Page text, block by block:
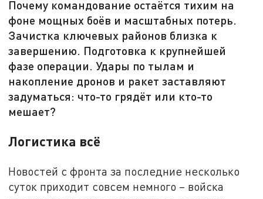
Почему командование остаётся тихим на
фоне мощных боёв и масштабных потерь.
Зачистка ключевых районов близка к
завершению. Подготовка к крупнейшей
фазе операции. Удары по тылам и
накопление дронов и ракет заставляют
задуматься: что-то грядёт или кто-то
мешает?
Логистика всё
Новостей с фронта за последние несколько
суток приходит совсем немного – войска